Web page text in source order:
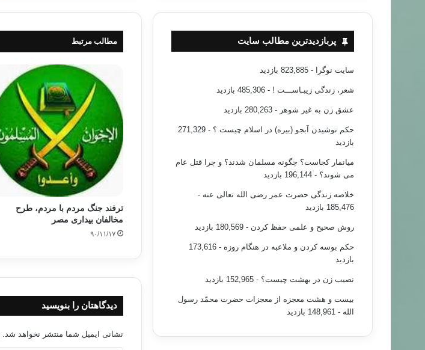
مطالب مرتبط
ترفند جنگ مردم با مردم، طرح
مخالفان بیداری مصر
۹۰/۱۱/۱۷
دیدگاهتان را بنویسید
نشانی ایمیل شما منتشر نخواهد شد.
پربازدیدترین مطالب سایت
سایت نوگرا - 823,885 بازدید
شعر، زندگی زیبـاســـت ! - 485,306 بازدید
عشق زن به غیر شوهر - 280,263 بازدید
حکم نوشیدن آبجو (بیره) در اسلام چیست ؟
- 271,329
بازدید
میانمار کجاست؟ چگونه مسلمان شدند؟ و چرا قتل عام
می شوند؟ - 196,144 بازدید
خلاصه زندگی حضرت عمر رضی الله تعالی عنه -
185,476 بازدید
روش صحیح و علمی حفظ کردن - 180,569 بازدید
حکم بوسه کردن و ملاعبه در هنگام روزه
- 173,616
بازدید
نصیب زن در بهشت چیست؟ - 152,965 بازدید
بیست و هشت معجزه از معجزات حضرت محمّد رسول
الله - 148,961 بازدید